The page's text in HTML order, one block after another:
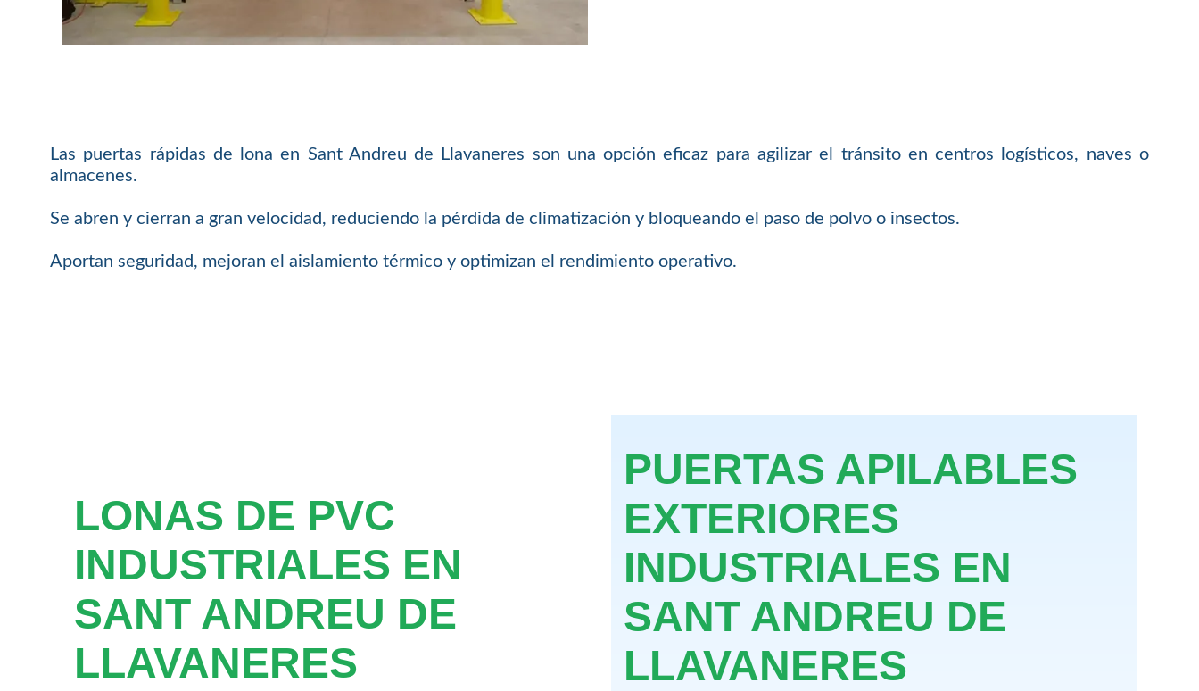
Las puertas rápidas de lona en Sant Andreu de Llavaneres son una opción eficaz para agilizar el tránsito en centros logísticos, naves o
almacenes.
Se abren y cierran a gran velocidad, reduciendo la pérdida de climatización y bloqueando el paso de polvo o insectos.
Aportan seguridad, mejoran el aislamiento térmico y optimizan el rendimiento operativo.
LONAS DE PVC
INDUSTRIALES EN
SANT ANDREU DE
LLAVANERES
PUERTAS APILABLES
EXTERIORES
INDUSTRIALES EN
SANT ANDREU DE
LLAVANERES